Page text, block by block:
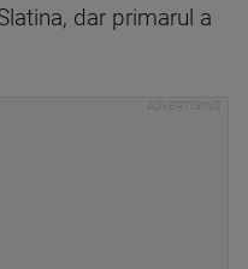
dar primarul a